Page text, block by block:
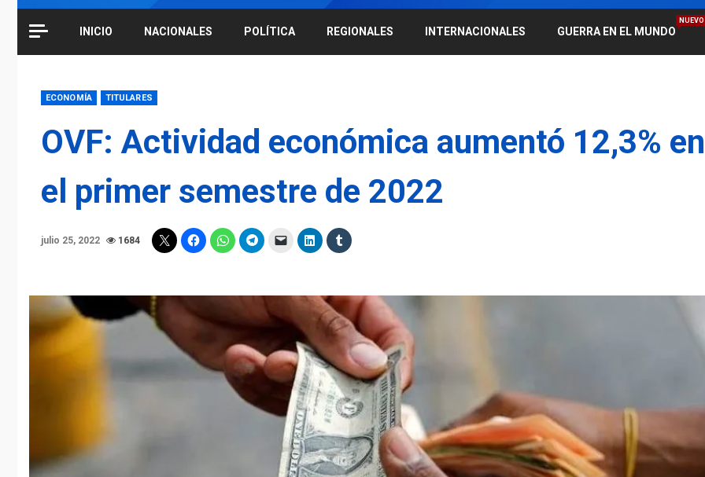
INICIO NACIONALES POLÍTICA REGIONALES INTERNACIONALES GUERRA EN EL MUNDO
NUEVO
ECONOMÍA TITULARES
OVF: Actividad económica aumentó 12,3% en
el primer semestre de 2022
julio 25, 2022 1684